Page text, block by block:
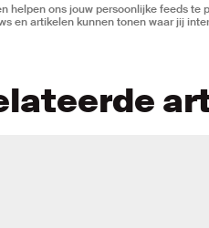
helpen ons jouw persoonlijke feeds te
en artikelen kunnen tonen waar jij